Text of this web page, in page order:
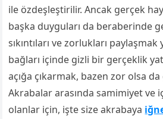
ile özdeşleştirilir. Ancak gerçek
başka duyguları da beraberinde
sıkıntıları ve zorlukları
bağları içinde gizli bir gerçeklik
açığa çıkarmak, bazen zor olsa
Akrabalar arasında samimiyet ve
olanlar için, işte size akrabaya